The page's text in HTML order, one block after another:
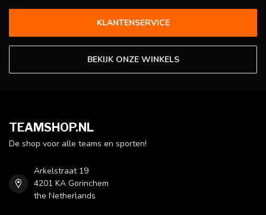
KLANTENSERVICE
BEKIJK ONZE WINKELS
TEAMSHOP.NL
De shop voor alle teams en sporten!
Arkelstraat 19
4201 KA Gorinchem
the Netherlands